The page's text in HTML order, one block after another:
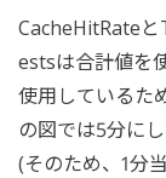
CacheHitRate
estsは合計値を
使用しているた
の図では5分に
(そのため、1分